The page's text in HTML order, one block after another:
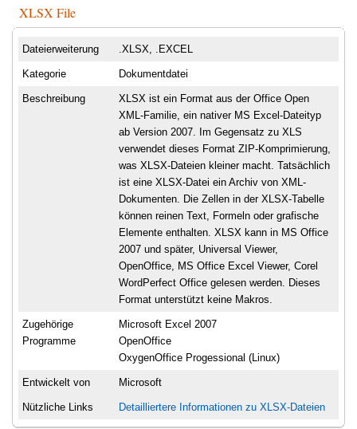
XLSX File
Dateierweiterung .XLSX, .EXCEL
Kategorie Dokumentdatei
Beschreibung
XLSX ist ein Format aus der Office Open
XML-Familie, ein nativer MS Excel-Dateityp
ab Version 2007. Im Gegensatz zu XLS
verwendet dieses Format ZIP-Komprimierung,
was XLSX-Dateien kleiner macht. Tatsächlich
ist eine XLSX-Datei ein Archiv von XML-
Dokumenten. Die Zellen in der XLSX-Tabelle
können reinen Text, Formeln oder grafische
Elemente enthalten. XLSX kann in MS Office
2007 und später, Universal Viewer,
OpenOffice, MS Office Excel Viewer, Corel
WordPerfect Office gelesen werden. Dieses
Format unterstützt keine Makros.
Zugehörige
Programme
Microsoft Excel 2007
OpenOffice
OxygenOffice Progessional (Linux)
Entwickelt von Microsoft
Nützliche Links Detailliertere Informationen zu XLSX-Dateien